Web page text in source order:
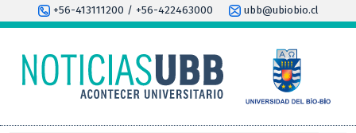
+56-413111200 / +56-422463000 ubb@ubiobio.cl